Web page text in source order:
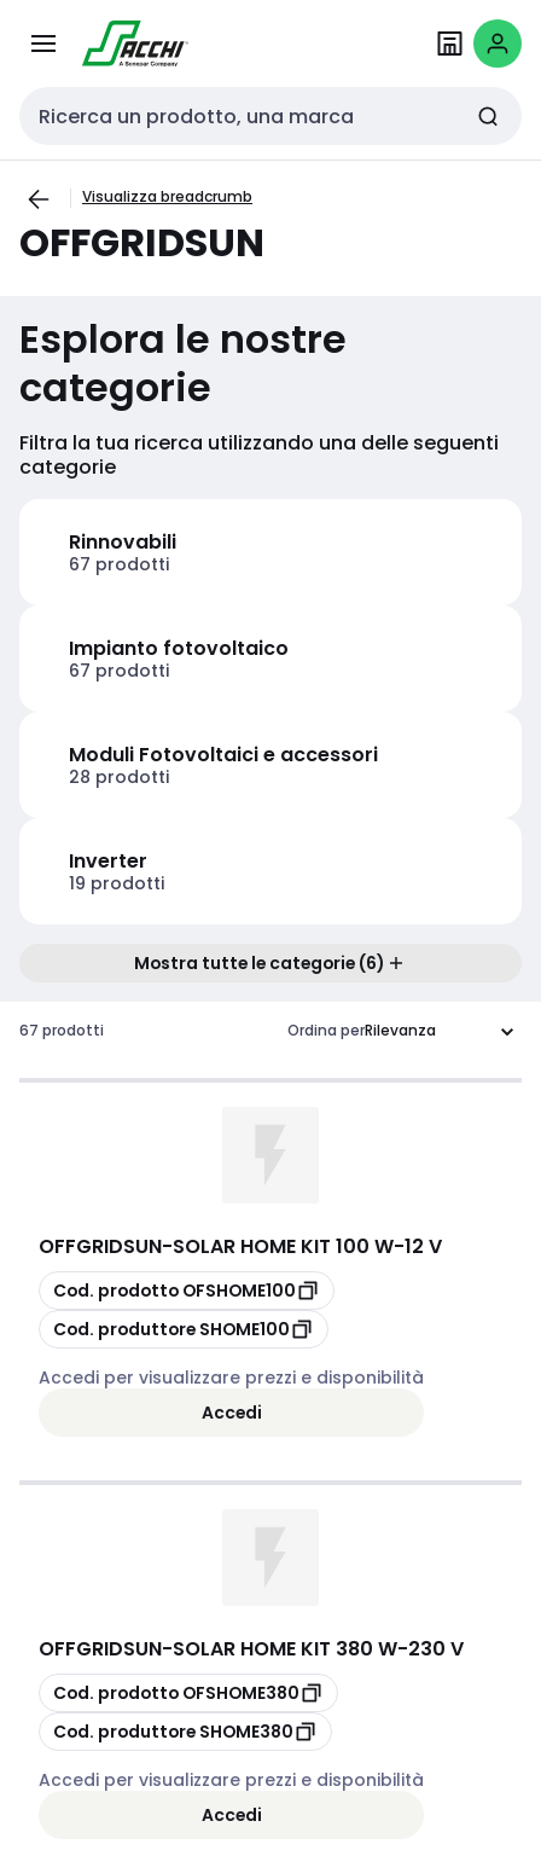
navigazionecontenuto
Cerca input
Visualizza breadcrumb
OFFGRIDSUN
Esplora le nostre
categorie
Filtra la tua ricerca utilizzando una delle seguenti
categorie
Rinnovabili
67 prodotti
Impianto fotovoltaico
67 prodotti
Moduli Fotovoltaici e accessori
28 prodotti
Inverter
19 prodotti
Mostra tutte le categorie (6)
67 prodotti Ordina per
OFFGRIDSUN-SOLAR HOME KIT 100 W-12 V
copia
Cod. prodotto OFSHOME100
copia
Cod. produttore SHOME100
Accedi per visualizzare prezzi e disponibilità
Accedi
OFFGRIDSUN-SOLAR HOME KIT 380 W-230 V
copia
Cod. prodotto OFSHOME380
copia
Cod. produttore SHOME380
Accedi per visualizzare prezzi e disponibilità
Accedi